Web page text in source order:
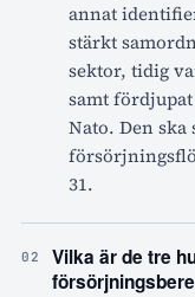
annat
stärkt
sektor, tidig
samt
Nato. Den
31.
02
Vilka är de tre